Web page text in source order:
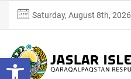
Open toolbar
content
Saturday, August 8th, 2026